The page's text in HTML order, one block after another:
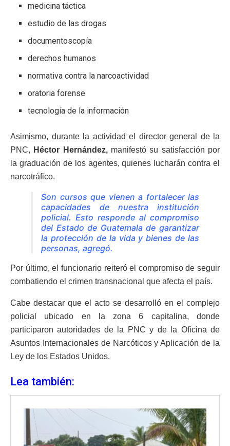
medicina táctica
estudio de las drogas
documentoscopía
derechos humanos
normativa contra la narcoactividad
oratoria forense
tecnología de la información
Asimismo, durante la actividad el director general de la
PNC, Héctor Hernández,manifestó su satisfacción por
la graduación de los agentes, quienes lucharán contra el
narcotráfico.
Son cursos que vienen a fortalecer las
capacidades de nuestra institución
policial. Esto responde al compromiso
del Estado de Guatemala de garantizar
la protección de la vida y bienes de las
personas, agregó.
Por último, el funcionario reiteró el compromiso de seguir
combatiendo el crimen transnacional que afecta el país.
Cabe destacar que el acto se desarrolló en el complejo
policial ubicado en la zona 6 capitalina, donde
participaron autoridades de la PNC y de la Oficina de
Asuntos Internacionales de Narcóticos y Aplicación de la
Ley de los Estados Unidos.
Lea también: